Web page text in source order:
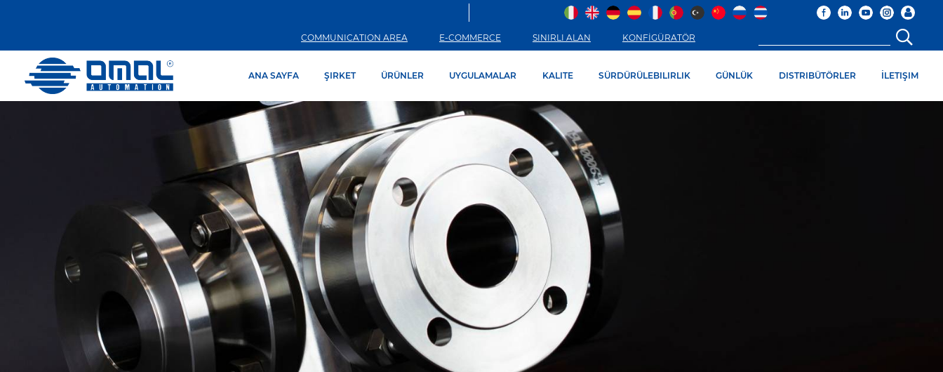
COMMUNICATION AREA E-COMMERCE SINIRLI ALAN KONFİGÜRATÖR
ANA SAYFA ŞIRKET ÜRÜNLER UYGULAMALAR KALITE SÜRDÜRÜLEBILIRLIK GÜNLÜK DISTRIBÜTÖRLER İLETIŞIM